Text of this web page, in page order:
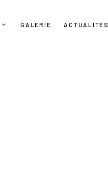
GALERIE ACTUALITÉS